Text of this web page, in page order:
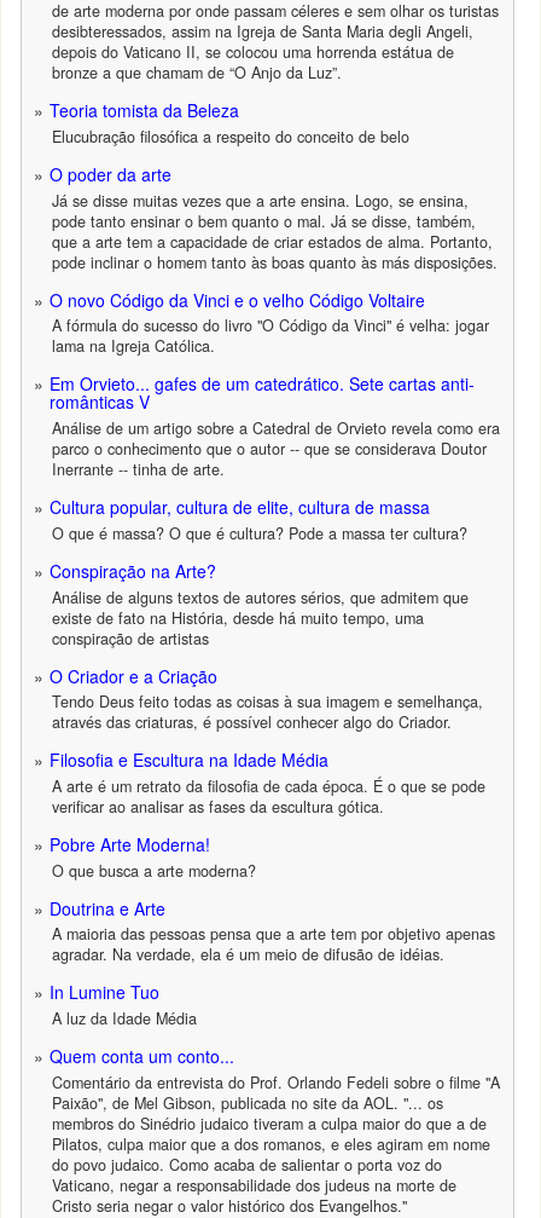
de arte moderna por onde passam céleres e sem olhar os turistas
desibteressados, assim na Igreja de Santa Maria degli Angeli,
depois do Vaticano II, se colocou uma horrenda estátua de
bronze a que chamam de “O Anjo da Luz”.
Teoria tomista da Beleza
Elucubração filosófica a respeito do conceito de belo
O poder da arte
Já se disse muitas vezes que a arte ensina. Logo, se ensina,
pode tanto ensinar o bem quanto o mal. Já se disse, também,
que a arte tem a capacidade de criar estados de alma. Portanto,
pode inclinar o homem tanto às boas quanto às más disposições.
O novo Código da Vinci e o velho Código Voltaire
A fórmula do sucesso do livro "O Código da Vinci" é velha: jogar
lama na Igreja Católica.
Em Orvieto... gafes de um catedrático. Sete cartas anti-
românticas V
Análise de um artigo sobre a Catedral de Orvieto revela como era
parco o conhecimento que o autor -- que se considerava Doutor
Inerrante -- tinha de arte.
Cultura popular, cultura de elite, cultura de massa
O que é massa? O que é cultura? Pode a massa ter cultura?
Conspiração na Arte?
Análise de alguns textos de autores sérios, que admitem que
existe de fato na História, desde há muito tempo, uma
conspiração de artistas
O Criador e a Criação
Tendo Deus feito todas as coisas à sua imagem e semelhança,
através das criaturas, é possível conhecer algo do Criador.
Filosofia e Escultura na Idade Média
A arte é um retrato da filosofia de cada época. É o que se pode
verificar ao analisar as fases da escultura gótica.
Pobre Arte Moderna!
O que busca a arte moderna?
Doutrina e Arte
A maioria das pessoas pensa que a arte tem por objetivo apenas
agradar. Na verdade, ela é um meio de difusão de idéias.
In Lumine Tuo
A luz da Idade Média
Quem conta um conto...
Comentário da entrevista do Prof. Orlando Fedeli sobre o filme "A
Paixão", de Mel Gibson, publicada no site da AOL. "... os
membros do Sinédrio judaico tiveram a culpa maior do que a de
Pilatos, culpa maior que a dos romanos, e eles agiram em nome
do povo judaico. Como acaba de salientar o porta voz do
Vaticano, negar a responsabilidade dos judeus na morte de
Cristo seria negar o valor histórico dos Evangelhos."